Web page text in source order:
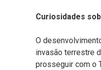
Curiosidades
O
invasão terrestre
prosseguir com o